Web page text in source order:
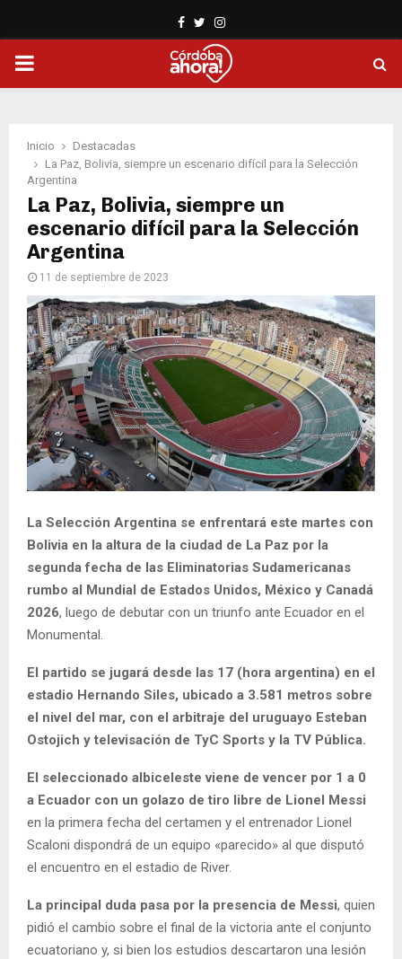
Facebook
TwitterInstagram
PRIMARY
Inicio
Destacadas
La Paz, Bolivia, siempre un escenario difícil para la Selección
Argentina
La Paz, Bolivia, siempre un
escenario difícil para la Selección
Argentina
11 de septiembre de 2023
La Selección Argentina se enfrentará este martes con
Bolivia en la altura de la ciudad de La Paz por la
segunda fecha de las Eliminatorias Sudamericanas
rumbo al Mundial de Estados Unidos, México y Canadá
2026, luego de debutar con un triunfo ante Ecuador en el
Monumental.
El partido se jugará desde las 17 (hora argentina) en el
estadio Hernando Siles, ubicado a 3.581 metros sobre
el nivel del mar, con el arbitraje del uruguayo Esteban
Ostojich y televisación de TyC Sports y la TV Pública.
El seleccionado albiceleste viene de vencer por 1 a 0
a Ecuador con un golazo de tiro libre de Lionel Messi
en la primera fecha del certamen y el entrenador Lionel
Scaloni dispondrá de un equipo «parecido» al que disputó
el encuentro en el estadio de River.
La principal duda pasa por la presencia de Messi, quien
pidió el cambio sobre el final de la victoria ante el conjunto
ecuatoriano y, si bien los estudios descartaron una lesión